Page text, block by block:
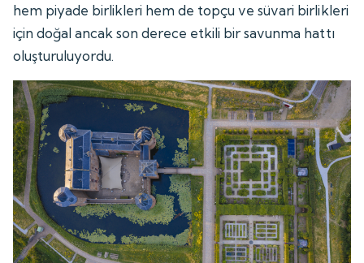
hem piyade birlikleri hem de topçu ve süvari birlikleri
için doğal ancak son derece etkili bir savunma hattı
oluşturuluyordu.